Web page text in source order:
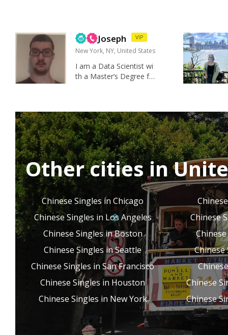
极向上 乐观，理性 还没发现 当
然是爸爸妈妈了吧 真诚，有全局
观，对自我对他人有一定的认知
情...
Joseph VIP
New York, NY, United States
I am a Data Scientist wi
th a Master’s Degree fr
aised in Beijing, China a
nd 100% Native Flue...
Other cities in
Chinese Singles in Chicago
Chinese Singles in Los Angeles
Chinese Singles in Boston
Chinese Singles in Seattle
Chinese Singles in San Francisco
Chinese Singles in Houston
Chinese Singles in New York
Chinese
Chinese
Chinese
Chinese